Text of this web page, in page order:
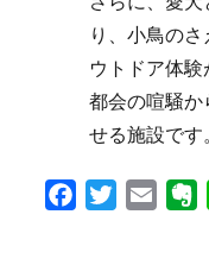
り、小鳥の
ウトドア体験
都会の喧騒
せる施設です。